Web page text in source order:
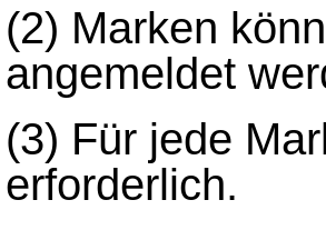
(2) Marken
angemeldet
(3) Für jede
erforderlich.